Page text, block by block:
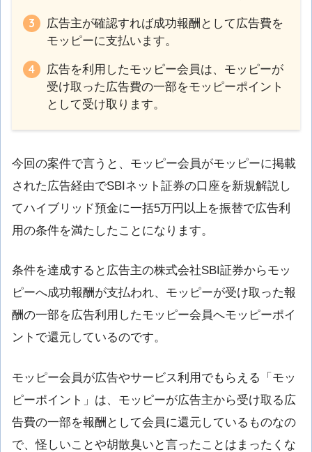
広告主が確認すれば成功報酬として広告費を
モッピーに支払います。
広告を利用したモッピー会員は、モッピーが
受け取った広告費の一部をモッピーポイント
として受け取ります。
今回の案件で言うと、モッピー会員がモッピーに掲載
された広告経由でSBIネット証券の口座を新規解説し
てハイブリッド預金に一括5万円以上を振替で広告利
用の条件を満たしたことになります。
条件を達成すると広告主の株式会社SBI証券からモッ
ピーへ成功報酬が支払われ、モッピーが受け取った報
酬の一部を広告利用したモッピー会員へモッピーポイ
ントで還元しているのです。
モッピー会員が広告やサービス利用でもらえる「モッ
ピーポイント」は、モッピーが広告主から受け取る広
告費の一部を報酬として会員に還元しているものなの
で、怪しいことや胡散臭いと言ったことはまったくな